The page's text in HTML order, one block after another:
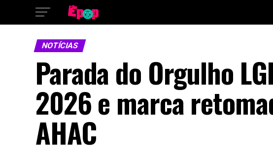
NOTÍCIAS
Parada do Orgulho
2026 e marca
AHAC